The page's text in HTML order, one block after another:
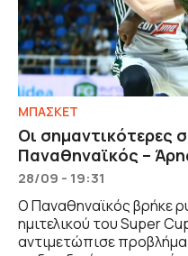
ΜΠΑΣΚΕΤ
Οι σημαντικότερες
Παναθηναϊκός –
28/09 - 19:31
Ο Παναθηναϊκός βρήκε
ημιτελικού του Super
αντιμετώπισε